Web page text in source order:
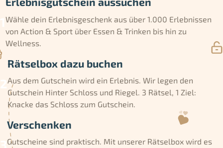
Wähle dein Erlebnisgeschenk aus über 1.000 Erlebnissen
von Action & Sport über Essen & Trinken bis hin zu
Wellness.
Rätselbox dazu buchen
Aus dem Gutschein wird ein Erlebnis. Wir legen den
Gutschein Hinter Schloss und Riegel. 3 Rätsel, 1 Ziel:
Knacke das Schloss zum Gutschein.
Verschenken
Gutscheine sind praktisch. Mit unserer Rätselbox wird es